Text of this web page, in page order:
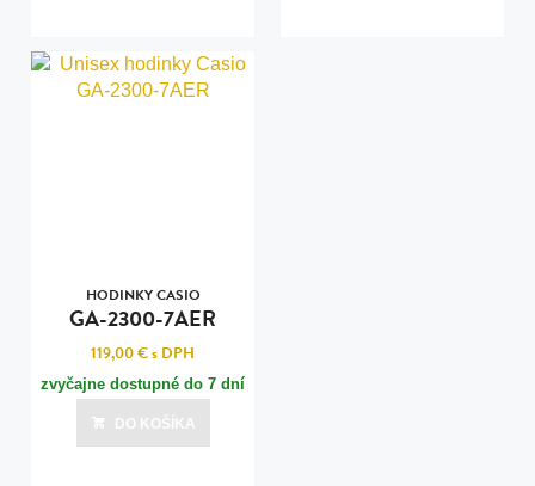
HODINKY CASIO
GA-2300-7AER
119,00 €s DPH
zvyčajne dostupné do 7 dní
DO KOŠÍKA